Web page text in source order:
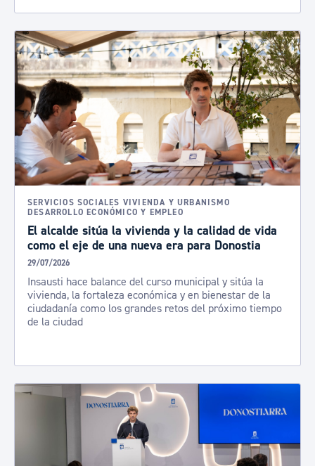
SERVICIOS SOCIALES VIVIENDA Y URBANISMO
DESARROLLO ECONÓMICO Y EMPLEO
El alcalde sitúa la vivienda y la calidad de vida
como el eje de una nueva era para Donostia
29/07/2026
Insausti hace balance del curso municipal y sitúa la
vivienda, la fortaleza económica y en bienestar de la
ciudadanía como los grandes retos del próximo tiempo
de la ciudad